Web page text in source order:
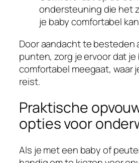
ondersteuning die het
je baby comfortabel
Door aandacht te besteden
punten, zorg je ervoor dat je
comfortabel meegaat, waar
reist.
Praktische
opties voor
Als je met een baby of